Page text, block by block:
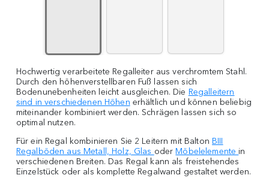
Hochwertig verarbeitete Regalleiter aus verchromtem Stahl.
Durch den höhenverstellbaren Fuß lassen sich
Bodenunebenheiten leicht ausgleichen. Die Regalleitern
sind in verschiedenen Höhen erhältlich und können beliebig
miteinander kombiniert werden. Schrägen lassen sich so
optimal nutzen.
Für ein Regal kombinieren Sie 2 Leitern mit BaltonBIII
Regalböden aus Metall, Holz, Glas oderMöbelelemente in
verschiedenen Breiten. Das Regal kann als freistehendes
Einzelstück oder als komplette Regalwand gestaltet werden.